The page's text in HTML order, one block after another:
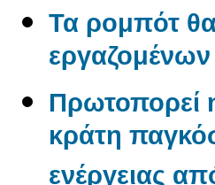
Τα ρομπότ
Πρωτοπορεί
κράτη